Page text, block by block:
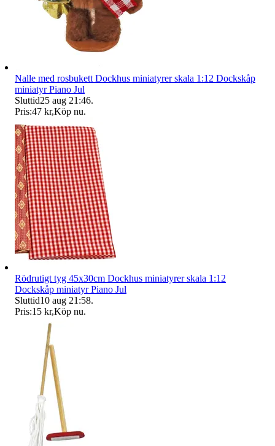
Nalle med rosbukett Dockhus miniatyrer skala 1:12 Dockskåp
miniatyr Piano Jul
Sluttid25 aug 21:46.
Pris:47 kr,Köp nu.
Rödrutigt tyg 45x30cm Dockhus miniatyrer skala 1:12
Dockskåp miniatyr Piano Jul
Sluttid10 aug 21:58.
Pris:15 kr,Köp nu.